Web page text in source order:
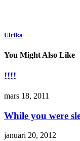
Ulrika
You Might Also Like
!!!!
mars 18, 2011
While you were
januari 20, 2012